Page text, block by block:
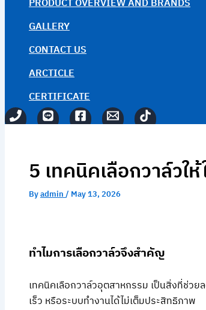
PRODUCT OVERVIEW AND BRANDS
GALLERY
CONTACT US
ARCTICLE
CERTIFICATE
5 เทคนิคเลือกวาล์วใ
Byadmin/ May 13, 2026
ทำไมการเลือกวาล์วจึงสำคัญ
เทคนิคเลือกวาล์วอุตสาหกรรม เป็นสิ่งที่ช่วย
เร็ว หรือระบบทำงานได้ไม่เต็มประสิทธิภาพ